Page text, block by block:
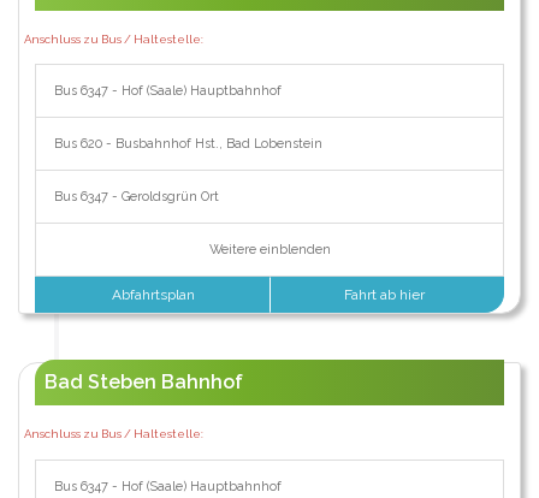
Anschluss zu Bus / Haltestelle:
Bus 6347 - Hof (Saale) Hauptbahnhof
Bus 620 - Busbahnhof Hst., Bad Lobenstein
Bus 6347 - Geroldsgrün Ort
Weitere einblenden
Abfahrtsplan Fahrt ab hier
Bad Steben Bahnhof
Anschluss zu Bus / Haltestelle:
Bus 6347 - Hof (Saale) Hauptbahnhof